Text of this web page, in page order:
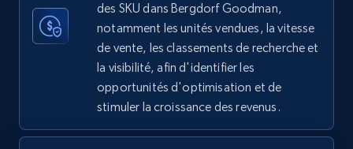
TikTok Shop - category
URL, Title, Available, Description, Currency, Initial
price, Final price, Discount percent, and more.
668+ Commencer
des SKU dans Bergdorf Goodman,
notamment les unités vendues, la vitesse
de vente, les classements de recherche et
la visibilité, afin d'identifier les
opportunités d'optimisation et de
stimuler la croissance des revenus.